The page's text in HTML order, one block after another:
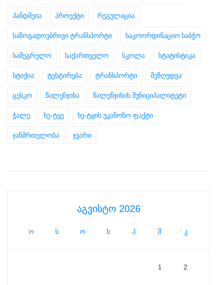
პანდმეია პროექტი რეგულაცია
საზოგადოებრივი ტრანსპორტი საკოორდინაციო საბჭო
სამეგრელო საქართველო სკოლა სტატისტიკა
სტიქია ტესტირება ტრანსპორტი შეზღუდვა
ცესკო წალენჯიხა წალენჯიხის მუნიციპალიტეტი
ჭალე ხე-ტყე ხე-ტყის უკანონო ფაქტი
ჯანმრთელობა ჯვარი
აგვისტო 2026
ო ს ო ხ პ შ კ
1 2